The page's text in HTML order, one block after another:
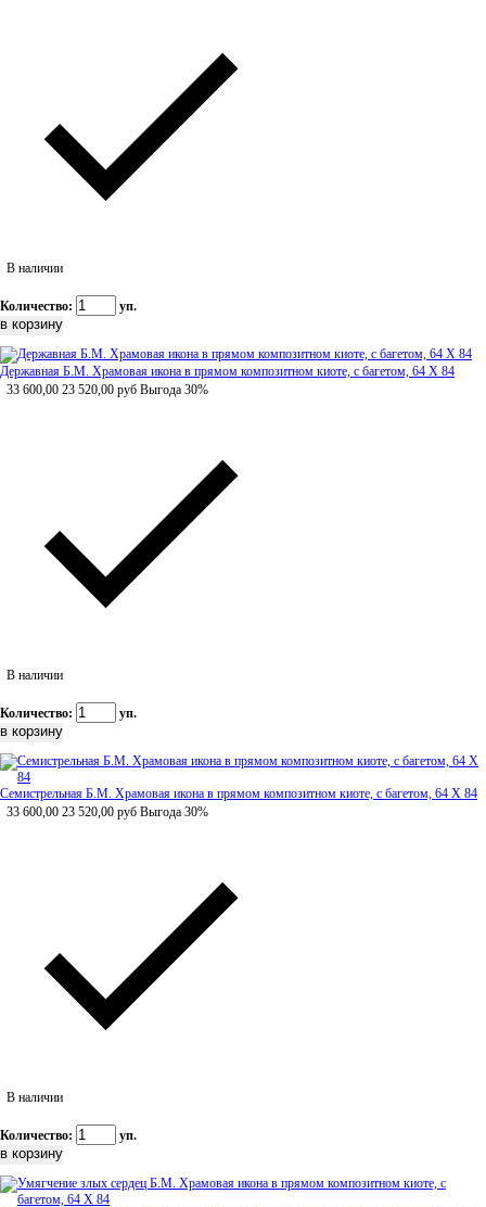
В наличии
Количество: уп.
Державная Б.М. Храмовая икона в прямом композитном киоте, с багетом, 64 Х 84
33 600,00 23 520,00 руб Выгода 30%
В наличии
Количество: уп.
Семистрельная Б.М. Храмовая икона в прямом композитном киоте, с багетом, 64 Х 84
33 600,00 23 520,00 руб Выгода 30%
В наличии
Количество: уп.